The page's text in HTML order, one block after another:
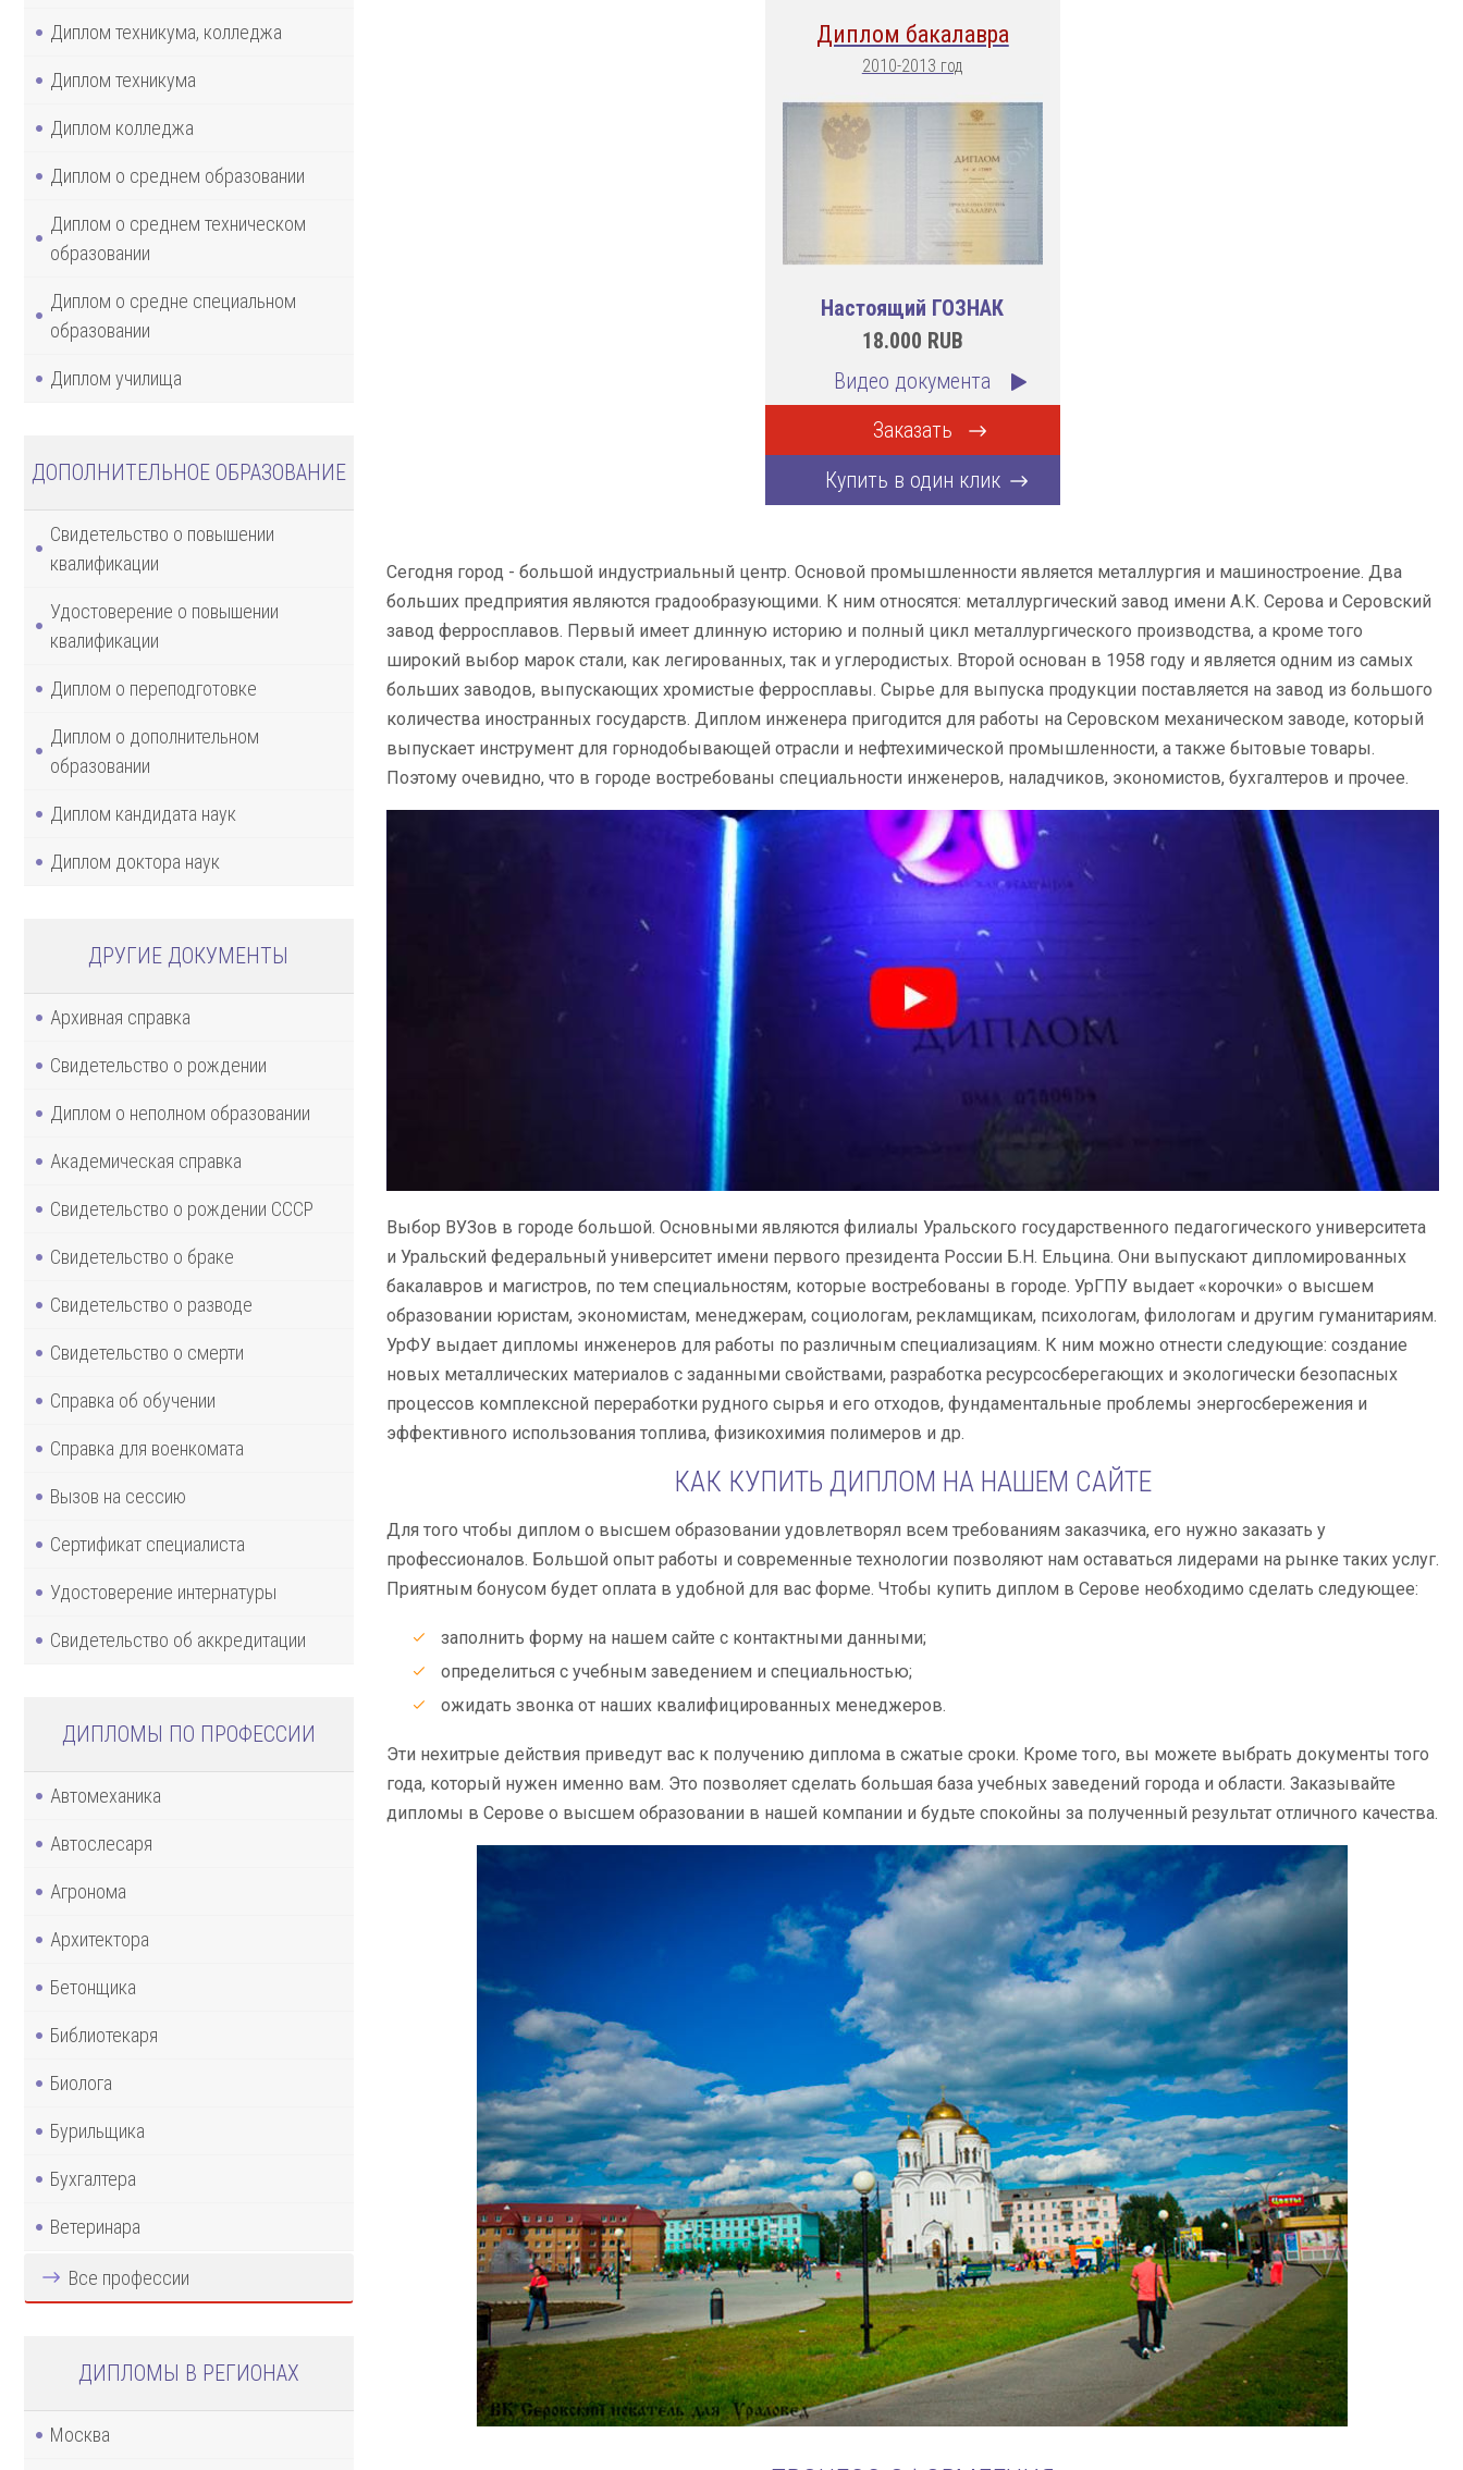
Диплом техникума, колледжа
Диплом техникума
Диплом колледжа
Диплом о среднем образовании
Диплом о среднем техническом
образовании
Диплом о средне специальном
образовании
Диплом училища
ДОПОЛНИТЕЛЬНОЕ ОБРАЗОВАНИЕ
Свидетельство о повышении
квалификации
Удостоверение о повышении
квалификации
Диплом о переподготовке
Диплом о дополнительном
образовании
Диплом кандидата наук
Диплом доктора наук
ДРУГИЕ ДОКУМЕНТЫ
Архивная справка
Свидетельство о рождении
Диплом о неполном образовании
Академическая справка
Свидетельство о рождении СССР
Свидетельство о браке
Свидетельство о разводе
Свидетельство о смерти
Справка об обучении
Справка для военкомата
Вызов на сессию
Сертификат специалиста
Удостоверение интернатуры
Свидетельство об аккредитации
ДИПЛОМЫ ПО ПРОФЕССИИ
Автомеханика
Автослесаря
Агронома
Архитектора
Бетонщика
Библиотекаря
Биолога
Бурильщика
Бухгалтера
Ветеринара
Все профессии
ДИПЛОМЫ В РЕГИОНАХ
Москва
Диплом бакалавра
2010-2013 год
Настоящий ГОЗНАК
18.000 RUB
Видео документа
Заказать
Купить в один клик
Сегодня город - большой индустриальный центр. Основой промышленности является металлургия и машиностроение. Два
больших предприятия являются градообразующими. К ним относятся: металлургический завод имени А.К. Серова и Серовский
завод ферросплавов. Первый имеет длинную историю и полный цикл металлургического производства, а кроме того
широкий выбор марок стали, как легированных, так и углеродистых. Второй основан в 1958 году и является одним из самых
больших заводов, выпускающих хромистые ферросплавы. Сырье для выпуска продукции поставляется на завод из большого
количества иностранных государств. Диплом инженера пригодится для работы на Серовском механическом заводе, который
выпускает инструмент для горнодобывающей отрасли и нефтехимической промышленности, а также бытовые товары.
Поэтому очевидно, что в городе востребованы специальности инженеров, наладчиков, экономистов, бухгалтеров и прочее.
Выбор ВУЗов в городе большой. Основными являются филиалы Уральского государственного педагогического университета
и Уральский федеральный университет имени первого президента России Б.Н. Ельцина. Они выпускают дипломированных
бакалавров и магистров, по тем специальностям, которые востребованы в городе. УрГПУ выдает «корочки» о высшем
образовании юристам, экономистам, менеджерам, социологам, рекламщикам, психологам, филологам и другим гуманитариям.
УрФУ выдает дипломы инженеров для работы по различным специализациям. К ним можно отнести следующие: создание
новых металлических материалов с заданными свойствами, разработка ресурсосберегающих и экологически безопасных
процессов комплексной переработки рудного сырья и его отходов, фундаментальные проблемы энергосбережения и
эффективного использования топлива, физикохимия полимеров и др.
КАК КУПИТЬ ДИПЛОМ НА НАШЕМ САЙТЕ
Для того чтобы диплом о высшем образовании удовлетворял всем требованиям заказчика, его нужно заказать у
профессионалов. Большой опыт работы и современные технологии позволяют нам оставаться лидерами на рынке таких услуг.
Приятным бонусом будет оплата в удобной для вас форме. Чтобы купить диплом в Серове необходимо сделать следующее:
заполнить форму на нашем сайте с контактными данными;
определиться с учебным заведением и специальностью;
ожидать звонка от наших квалифицированных менеджеров.
Эти нехитрые действия приведут вас к получению диплома в сжатые сроки. Кроме того, вы можете выбрать документы того
года, который нужен именно вам. Это позволяет сделать большая база учебных заведений города и области. Заказывайте
дипломы в Серове о высшем образовании в нашей компании и будьте спокойны за полученный результат отличного качества.